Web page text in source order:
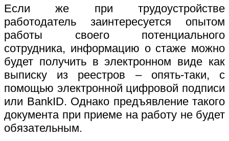
Если же при трудоустройстве
работодатель заинтересуется опытом
работы своего потенциального
сотрудника, информацию о стаже можно
будет получить в электронном виде как
выписку из реестров – опять-таки, с
помощью электронной цифровой подписи
или BankID. Однако предъявление такого
документа при приеме на работу не будет
обязательным.